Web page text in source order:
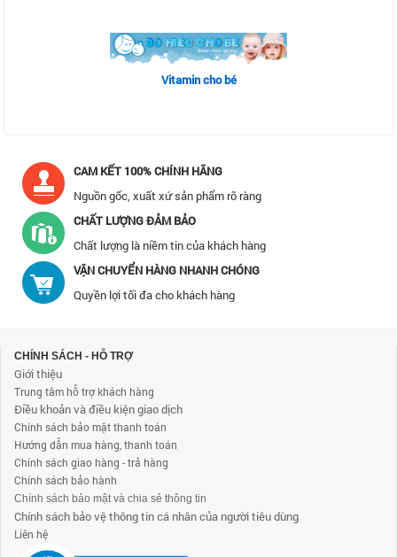
Vitamin cho bé
CAM KẾT 100% CHÍNH HÃNG
Nguồn gốc, xuất xứ sản phẩm rõ ràng
CHẤT LƯỢNG ĐẢM BẢO
Chất lượng là niềm tin của khách hàng
VẬN CHUYỂN HÀNG NHANH CHÓNG
Quyền lợi tối đa cho khách hàng
CHÍNH SÁCH - HỖ TRỢ
Giới thiệu
Trung tâm hỗ trợ khách hàng
Điều khoản và điều kiện giao dịch
Chính sách bảo mật thanh toán
Hướng dẫn mua hàng, thanh toán
Chính sách giao hàng - trả hàng
Chính sách bảo hành
Chính sách bảo mật và chia sẻ thông tin
Chính sách bảo vệ thông tin cá nhân của người tiêu dùng
Liên hệ